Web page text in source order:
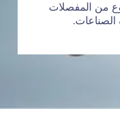
أكثر من 3500 نوع من المفصلات
الصناعات.